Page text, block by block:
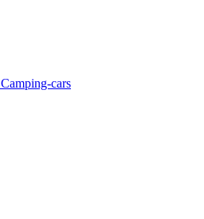
Camping-cars